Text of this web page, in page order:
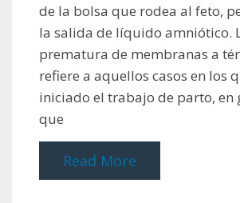
de la bolsa que rodea al feto,
la salida de líquido amniótico.
prematura de membranas a
refiere a aquellos casos en los
iniciado el trabajo de parto, en
que
Read More